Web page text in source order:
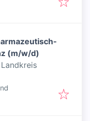
(m/w/d)